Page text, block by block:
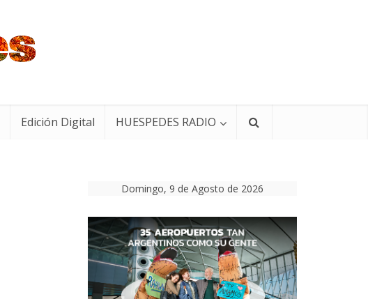
Edición Digital HUESPEDES RADIO
Domingo, 9 de Agosto de 2026